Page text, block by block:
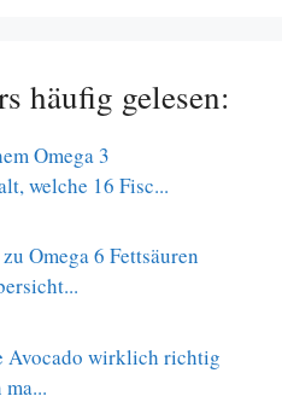
häufig gelesen:
Omega 3
welche 16 Fisc...
Omega 6 Fettsäuren
Avocado wirklich richtig